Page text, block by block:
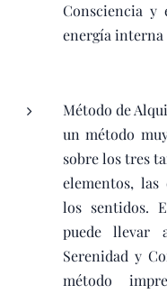
Consciencia
energía interna
Método de
un método
sobre los tres
elementos,
los sentidos.
puede llevar
Serenidad y
método